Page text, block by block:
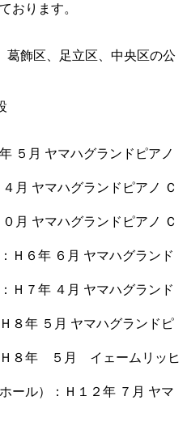
おります。
葛飾区、足立区、中央区の公
５月 ヤマハグランドピアノ
月 ヤマハグランドピアノ Ｃ
月 ヤマハグランドピアノ Ｃ
Ｈ６年 ６月 ヤマハグランド
Ｈ７年 ４月 ヤマハグランド
８年 ５月 ヤマハグランドピ
Ｈ８年 ５月 イェームリッヒ
ール）：Ｈ１２年 ７月 ヤマ